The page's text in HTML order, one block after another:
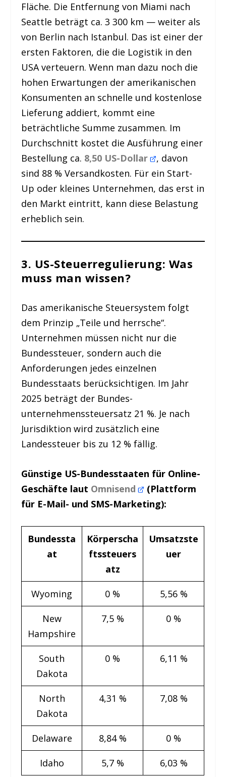
Fläche. Die Entfernung von Miami nach
Seattle beträgt ca. 3 300 km — weiter als
von Berlin nach Istanbul. Das ist einer der
ersten Faktoren, die die Logistik in den
USA verteuern. Wenn man dazu noch die
hohen Erwartungen der amerikanischen
Konsumenten an schnelle und kostenlose
Lieferung addiert, kommt eine
beträchtliche Summe zusammen. Im
Durchschnitt kostet die Ausführung einer
Bestellung ca. 8,50 US-Dollar , davon
sind 88 % Versandkosten. Für ein Start-
Up oder kleines Unternehmen, das erst in
den Markt eintritt, kann diese Belastung
erheblich sein.
3. US-Steuerregulierung: Was
muss man wissen?
Das amerikanische Steuersystem folgt
dem Prinzip „Teile und herrsche“.
Unternehmen müssen nicht nur die
Bundessteuer, sondern auch die
Anforderungen jedes einzelnen
Bundesstaats berücksichtigen. Im Jahr
2025 beträgt der Bundes­
unternehmenssteuersatz 21 %. Je nach
Jurisdiktion wird zusätzlich eine
Landessteuer bis zu 12 % fällig.
Günstige US-Bundesstaaten für Online-
Geschäfte laut Omnisend
(Plattform
für E-Mail- und SMS-Marketing):
Bundessta
at
Körperscha
ftssteuers
atz
Umsatzste
uer
Wyoming 0 % 5,56 %
New
Hampshire
7,5 % 0 %
South
Dakota
0 % 6,11 %
North
Dakota
4,31 % 7,08 %
Delaware 8,84 % 0 %
Idaho 5,7 %
6,03 %